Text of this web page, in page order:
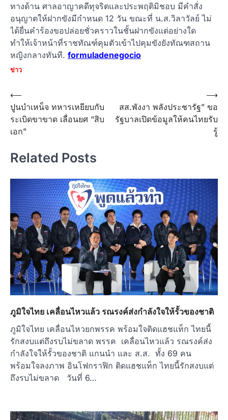
ทางด้าน ศาลอาญาคดีทุจริตและประพฤติมิชอบ มีคำสั่ง
อนุญาตให้ฝากขังมีกำหนด 12 วัน ขณะที่ น.ส.วิลาวัลย์ ไม่
ได้ยื่นคำร้องขอปล่อยชั่วคราวในชั้นฝากขังแต่อย่างใด
ทำให้เจ้าหน้าที่ราชทัณฑ์คุมตัวเข้าไปคุมขังยังทัณฑสถาน
หญิงกลางทันที. formuladenegocio
ข่าว
Post
navigation
⟵
ปูนบำเหน็จ ทหารเหยียบกับ
ระเบิดขาขาด เลื่อนยศ “สิบ
เอก”
สส.พังงา พลังประชารัฐ” ขอ
รัฐบาลเปิดข้อมูลให้คนไทยรับ
รู้
⟶
Related Posts
ภูมิใจไทย เคลื่อนไหวแล้ว รณรงค์ส่งกำลังใจให้รั้วของชาติ
ภูมิใจไทย เคลื่อนไหวยกพรรค พร้อมใจติดแฮชแท็ก ไทยนี้
รักสงบแต่ถึงรบไม่ขลาด พรรค เคลื่อนไหวแล้ว รณรงค์ส่ง
กำลังใจให้รั้วของชาติ แกนนำ และ ส.ส. ทั้ง 69 คน
พร้อมใจลงภาพ อินโฟกราฟิก ติดแฮชแท็ก ไทยนี้รักสงบแต่
ถึงรบไม่ขลาด วันที่ 6…